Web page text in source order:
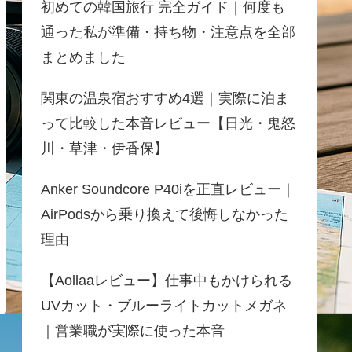
初めての韓国旅行 完全ガイド｜何度も
通った私が準備・持ち物・注意点を全部
まとめました
関東の温泉宿おすすめ4選｜実際に泊ま
って比較した本音レビュー【日光・鬼怒
川・草津・伊香保】
Anker Soundcore P40iを正直レビュー｜
AirPodsから乗り換えて後悔しなかった
理由
【Aollaaレビュー】仕事中もかけられる
UVカット・ブルーライトカットメガネ
｜営業職が実際に使った本音